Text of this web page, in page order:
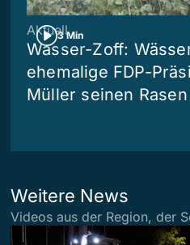
3 Min
Aktuell
Wasser-Zoff:
ehemalige FDP-
Müller seinen
Weitere News
Videos aus der Region, der